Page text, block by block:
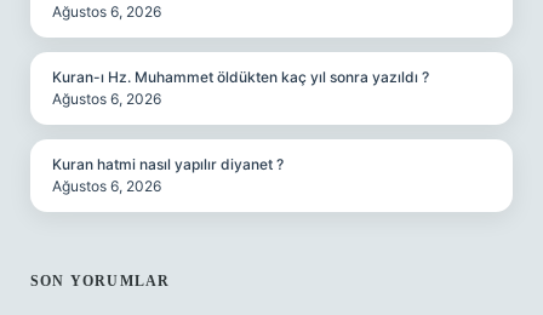
Ağustos 6, 2026
Kuran-ı Hz. Muhammet öldükten kaç yıl sonra yazıldı ?
Ağustos 6, 2026
Kuran hatmi nasıl yapılır diyanet ?
Ağustos 6, 2026
SON YORUMLAR